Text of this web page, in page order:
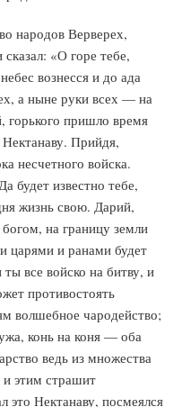
народов Верверех,
«О горе тебе,
вознесся и до ада
а ныне руки всех — на
горького пришло время
Прийдя,
несчетного войска.
будет известно тебе,
жизнь свою. Дарий,
на границу земли
царями и ранами будет
все войско на битву, и
противостоять
волшебное чародейство;
конь на коня — оба
ведь из множества
и этим страшит
это Нектанаву, посмеялся